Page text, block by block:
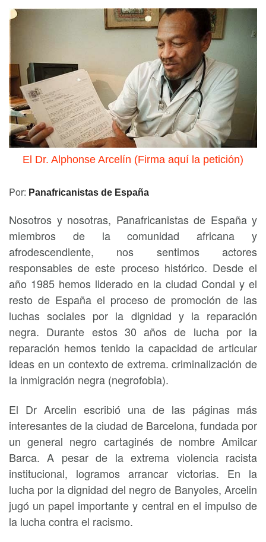
El Dr. Alphonse Arcelín (Firma aquí la petición)
Por: Panafricanistas de España
Nosotros y nosotras, Panafricanistas de España y
miembros de la comunidad africana y
afrodescendiente, nos sentimos actores
responsables de este proceso histórico. Desde el
año 1985 hemos liderado en la ciudad Condal y el
resto de España el proceso de promoción de las
luchas sociales por la dignidad y la reparación
negra. Durante estos 30 años de lucha por la
reparación hemos tenido la capacidad de articular
ideas en un contexto de extrema. criminalización de
la inmigración negra (negrofobia).
El Dr Arcelin escribió una de las páginas más
interesantes de la ciudad de Barcelona, fundada por
un general negro cartaginés de nombre Amilcar
Barca. A pesar de la extrema violencia racista
institucional, logramos arrancar victorias. En la
lucha por la dignidad del negro de Banyoles, Arcelin
jugó un papel importante y central en el impulso de
la lucha contra el racismo.